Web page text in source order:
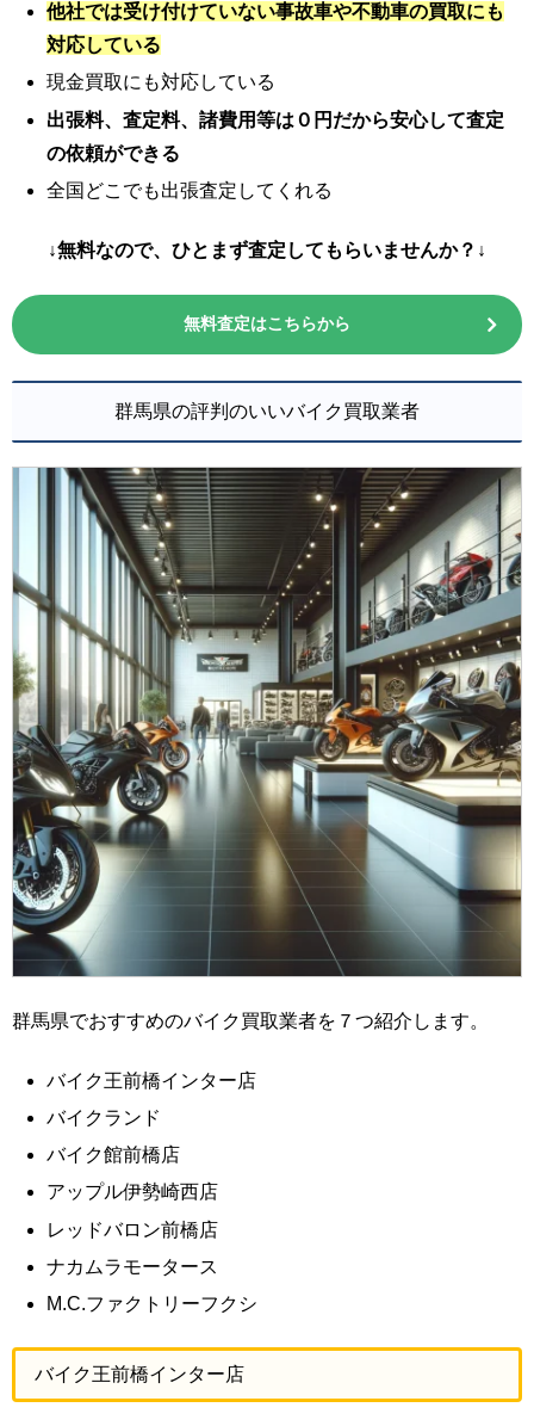
他社では受け付けていない事故車や不動車の買取にも
対応している
現金買取にも対応している
出張料、査定料、諸費用等は０円だから安心して査定
の依頼ができる
全国どこでも出張査定してくれる
↓無料なので、ひとまず査定してもらいませんか？↓
無料査定はこちらから
群馬県の評判のいいバイク買取業者
群馬県でおすすめのバイク買取業者を７つ紹介します。
バイク王前橋インター店
バイクランド
バイク館前橋店
アップル伊勢崎西店
レッドバロン前橋店
ナカムラモータース
M.C.ファクトリーフクシ
バイク王前橋インター店